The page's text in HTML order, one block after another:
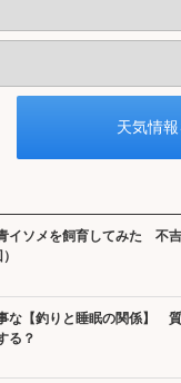
イソメを飼育してみた 不
な【釣りと睡眠の関係】
る？